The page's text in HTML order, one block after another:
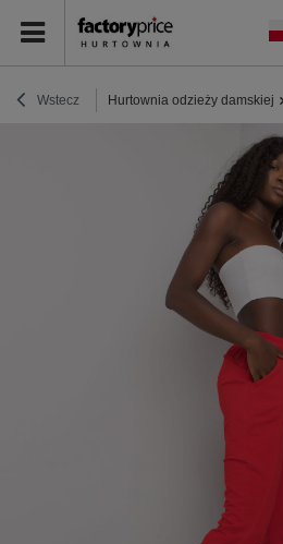
Wstecz Hurtownia odzieży damskiej